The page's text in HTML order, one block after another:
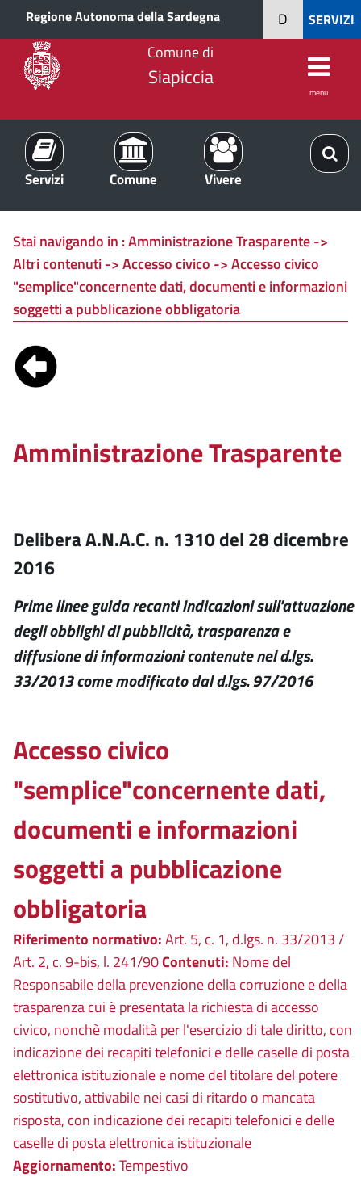
Regione Autonoma della Sardegna SERVIZI
D
Comune di
Siapiccia
menu
Servizi Comune Vivere
Stai navigando in :Amministrazione Trasparente ->
Altri contenuti -> Accesso civico -> Accesso civico
"semplice"concernente dati, documenti e informazioni
soggetti a pubblicazione obbligatoria
Amministrazione Trasparente
Delibera A.N.A.C. n. 1310 del 28 dicembre
2016
Prime linee guida recanti indicazioni sull'attuazione
degli obblighi di pubblicità, trasparenza e
diffusione di informazioni contenute nel d.lgs.
33/2013 come modificato dal d.lgs. 97/2016
Accesso civico
"semplice"concernente dati,
documenti e informazioni
soggetti a pubblicazione
obbligatoria
Riferimento normativo:Art. 5, c. 1, d.lgs. n. 33/2013 /
Art. 2, c. 9-bis, l. 241/90Contenuti: Nome del
Responsabile della prevenzione della corruzione e della
trasparenza cui è presentata la richiesta di accesso
civico, nonchè modalità per l'esercizio di tale diritto, con
indicazione dei recapiti telefonici e delle caselle di posta
elettronica istituzionale e nome del titolare del potere
sostitutivo, attivabile nei casi di ritardo o mancata
risposta, con indicazione dei recapiti telefonici e delle
caselle di posta elettronica istituzionale
Aggiornamento:Tempestivo